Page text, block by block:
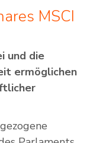
MSCI
und die
ermöglichen